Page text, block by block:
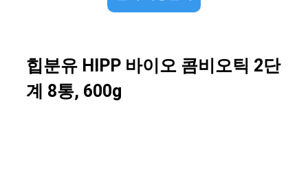
힙분유 HIPP 바이오 콤비오틱 2단
계 8통, 600g